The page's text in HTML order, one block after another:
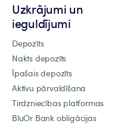
Uzkrājumi un
ieguldījumi
Depozīts
Nakts depozīts
Īpašais depozīts
Aktīvu pārvaldīšana
Tirdzniecības platformas
BluOr Bank obligācijas